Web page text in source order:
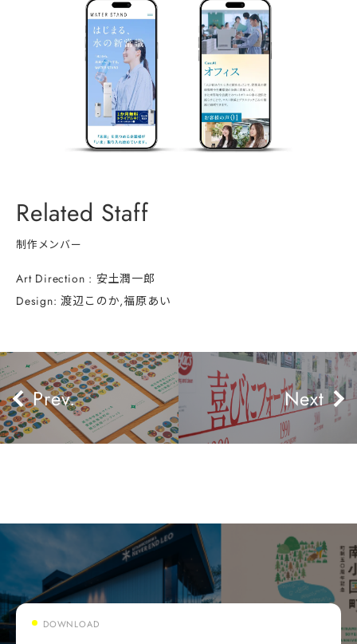
Related Staff
制作メンバー
Art Direction : 安土潤一郎
Design: 渡辺このか,福原あい
Prev. Next
DOWNLOAD